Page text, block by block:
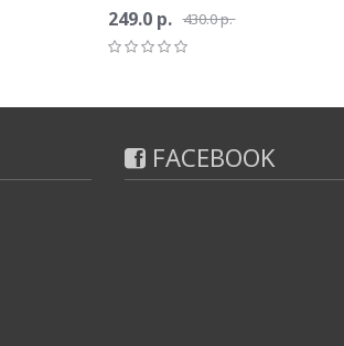
249.0 р. 430.0 р.
FACEBOOK